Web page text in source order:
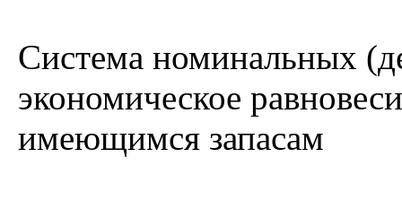
Система номинальных
экономическое
имеющимся запасам